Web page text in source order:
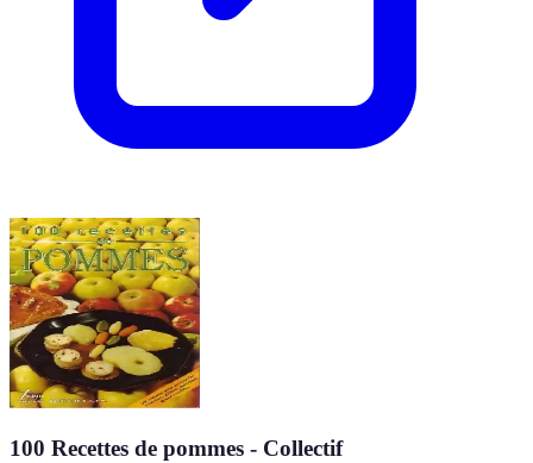
100 Recettes de pommes - Collectif